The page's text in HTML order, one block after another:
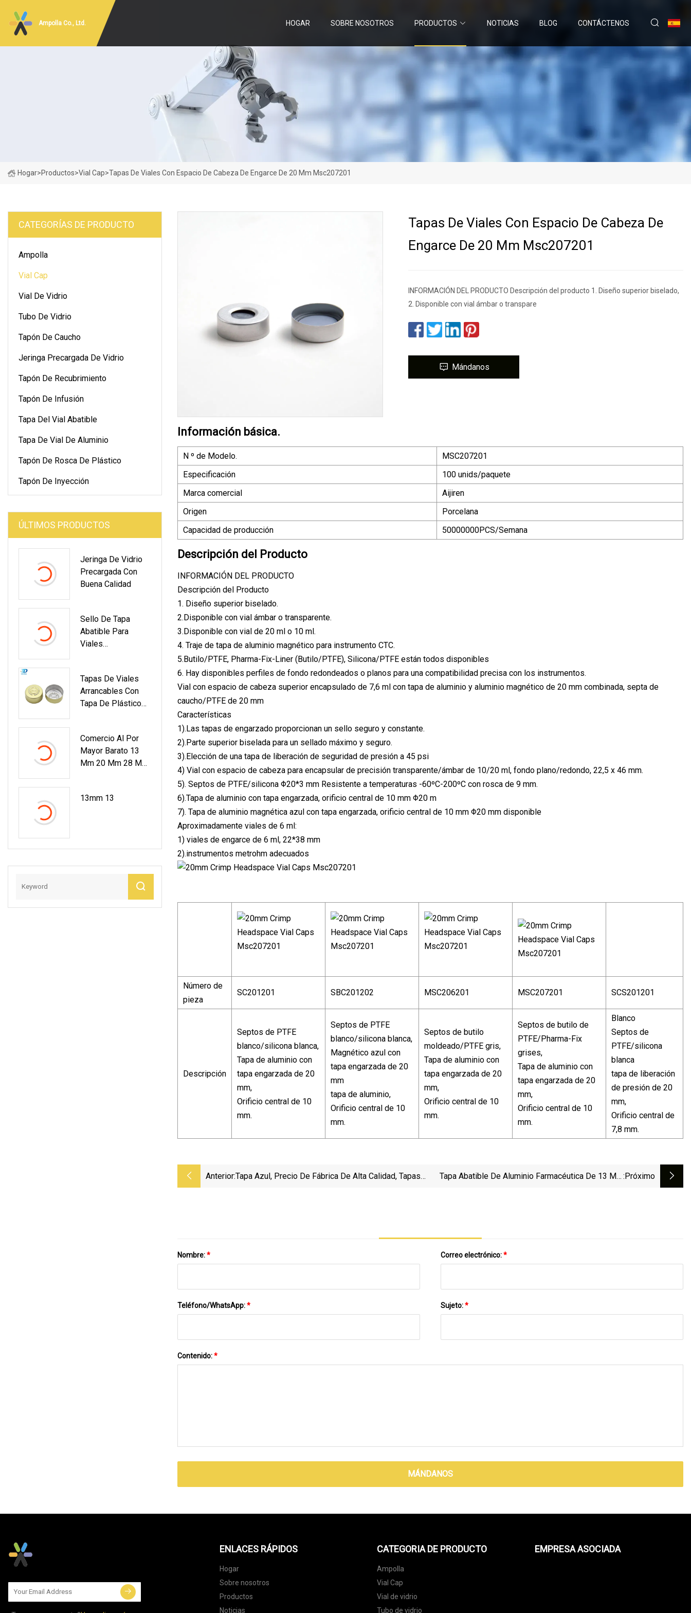
Ampolla Co., Ltd. HOGAR SOBRE NOSOTROS PRODUCTOS NOTICIAS BLOG CONTÁCTENOS
Hogar>Productos>Vial Cap>Tapas De Viales Con Espacio De Cabeza De Engarce De 20 Mm Msc207201
CATEGORÍAS DE PRODUCTO
Ampolla
Vial Cap
Vial De Vidrio
Tubo De Vidrio
Tapón De Caucho
Jeringa Precargada De Vidrio
Tapón De Recubrimiento
Tapón De Infusión
Tapa Del Vial Abatible
Tapa De Vial De Aluminio
Tapón De Rosca De Plástico
Tapón De Inyección
ÚLTIMOS PRODUCTOS
Jeringa De Vidrio
Precargada Con
Buena Calidad
Sello De Tapa
Abatible Para
Viales
Mm/20 Mm/15
Mm
Tapas De Viales
Arrancables Con
Tapa De Plástico
Personalizadas
Comercio Al Por
Mayor Barato 13
Mm 20 Mm 28 Mm
Goma De Infusión
13mm 13
Tapas De Viales Con Espacio De Cabeza De
Engarce De 20 Mm Msc207201
INFORMACIÓN DEL PRODUCTO Descripción del producto 1. Diseño superior biselado,
2. Disponible con vial ámbar o transpare
Mándanos
Información básica.
N º de Modelo.
MSC207201
Especificación
100 unids/paquete
Marca comercial
Aijiren
Origen
Porcelana
Capacidad de producción
50000000PCS/Semana
Descripción del Producto
INFORMACIÓN DEL PRODUCTO
Descripción del Producto
1. Diseño superior biselado.
2.Disponible con vial ámbar o transparente.
3.Disponible con vial de 20 ml o 10 ml.
4. Traje de tapa de aluminio magnético para instrumento CTC.
5.Butilo/PTFE, Pharma-Fix-Liner (Butilo/PTFE), Silicona/PTFE están todos disponibles
6. Hay disponibles perfiles de fondo redondeados o planos para una compatibilidad precisa con los instrumentos.
Vial con espacio de cabeza superior encapsulado de 7,6 ml con tapa de aluminio y aluminio magnético de 20 mm combinada, septa de
caucho/PTFE de 20 mm
Características
1).Las tapas de engarzado proporcionan un sello seguro y constante.
2).Parte superior biselada para un sellado máximo y seguro.
3).Elección de una tapa de liberación de seguridad de presión a 45 psi
4) Vial con espacio de cabeza para encapsular de precisión transparente/ámbar de 10/20 ml, fondo plano/redondo, 22,5 x 46 mm.
5). Septos de PTFE/silicona Φ20*3 mm Resistente a temperaturas -60ºC-200ºC con rosca de 9 mm.
6).Tapa de aluminio con tapa engarzada, orificio central de 10 mm Φ20 m
7). Tapa de aluminio magnética azul con tapa engarzada, orificio central de 10 mm Φ20 mm disponible
Aproximadamente viales de 6 ml:
1) viales de engarce de 6 ml, 22*38 mm
2).instrumentos metrohm adecuados
Número de
pieza
SC201201 SBC201202 MSC206201 MSC207201 SCS201201
Descripción
Septos de PTFE
blanco/silicona blanca,
Tapa de aluminio con
tapa engarzada de 20
mm,
Orificio central de 10
mm.
Septos de PTFE
blanco/silicona blanca,
Magnético azul con
tapa engarzada de 20
mm
tapa de aluminio,
Orificio central de 10
mm.
Septos de butilo
moldeado/PTFE gris,
Tapa de aluminio con
tapa engarzada de 20
mm,
Orificio central de 10
mm.
Septos de butilo de
PTFE/Pharma-Fix
grises,
Tapa de aluminio con
tapa engarzada de 20
mm,
Orificio central de 10
mm.
Blanco
Septos de
PTFE/silicona
blanca
tapa de liberación
de presión de 20
mm,
Orificio central de
7,8 mm.
Anterior:Tapa Azul, Precio De Fábrica De Alta Calidad, Tapas
Tapa Abatible De Aluminio Farmacéutica De 13 Mm :próximo
Nombre:* Correo electrónico:*
Teléfono/WhatsApp:* Sujeto:*
Contenido:*
MÁNDANOS
ENLACES RÁPIDOS
Hogar
Sobre nosotros
Productos
Noticias
CATEGORIA DE PRODUCTO
Ampolla
Vial Cap
Vial de vidrio
Tubo de vidrio
EMPRESA ASOCIADA